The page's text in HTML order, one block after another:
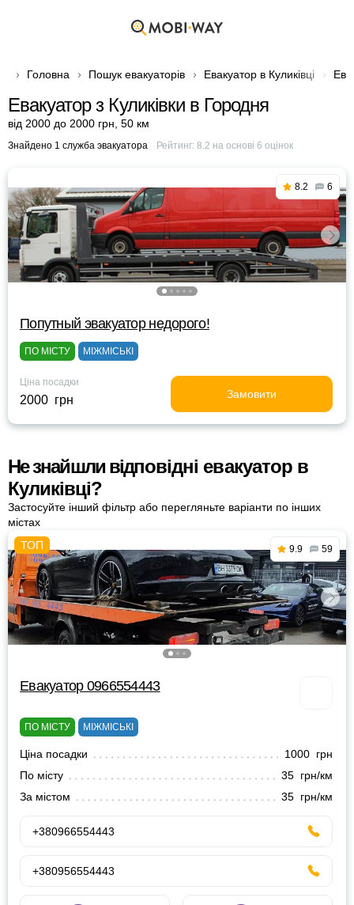
Головна Пошук евакуаторів Евакуатор в Куликівці
Евакуатор з Куликівки в Городня
від 2000 до 2000 грн 50 км
Знайдено 1 служба эвакуатора Рейтинг: 8.2 на основі 6 оцінок
8.2 6
Попутный эвакуатор недорого!
ПО МІСТУ МІЖМІСЬКІ
Ціна посадки
2000 грн Замовити
Не знайшли відповідні евакуатор в
Куликівці?
Застосуйте інший фільтр або перегляньте варіанти по інших
містах
9.9 59
Евакуатор 0966554443
ПО МІСТУ МІЖМІСЬКІ
Ціна посадки
1000 грн
По місту
35 грн/км
За містом
35 грн/км
+380966554443
+380956554443